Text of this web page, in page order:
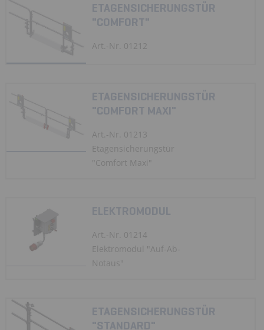
ETAGENSICHERUNGSTÜR
"COMFORT"
Art.-Nr. 01212
ETAGENSICHERUNGSTÜR
"COMFORT MAXI"
Art.-Nr. 01213
Etagensicherungstür
"Comfort Maxi"
ELEKTROMODUL
Art.-Nr. 01214
Elektromodul "Auf-Ab-
Notaus"
ETAGENSICHERUNGSTÜR
"STANDARD"